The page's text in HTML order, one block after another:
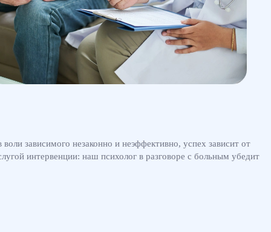
зависимого незаконно и неэффективно, успех зависит от
интервенции: наш психолог в разговоре с больным убедит